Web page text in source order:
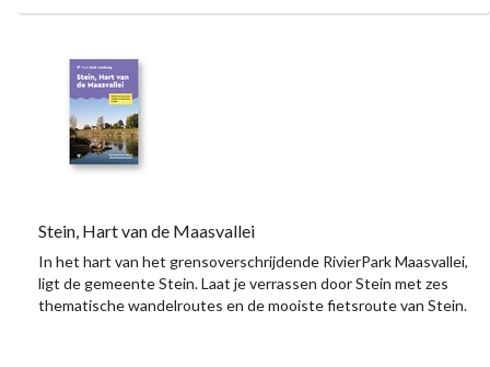
Stein, Hart van de Maasvallei
In het hart van het grensoverschrijdende RivierPark Maasvallei,
ligt de gemeente Stein. Laat je verrassen door Stein met zes
thematische wandelroutes en de mooiste fietsroute van Stein.